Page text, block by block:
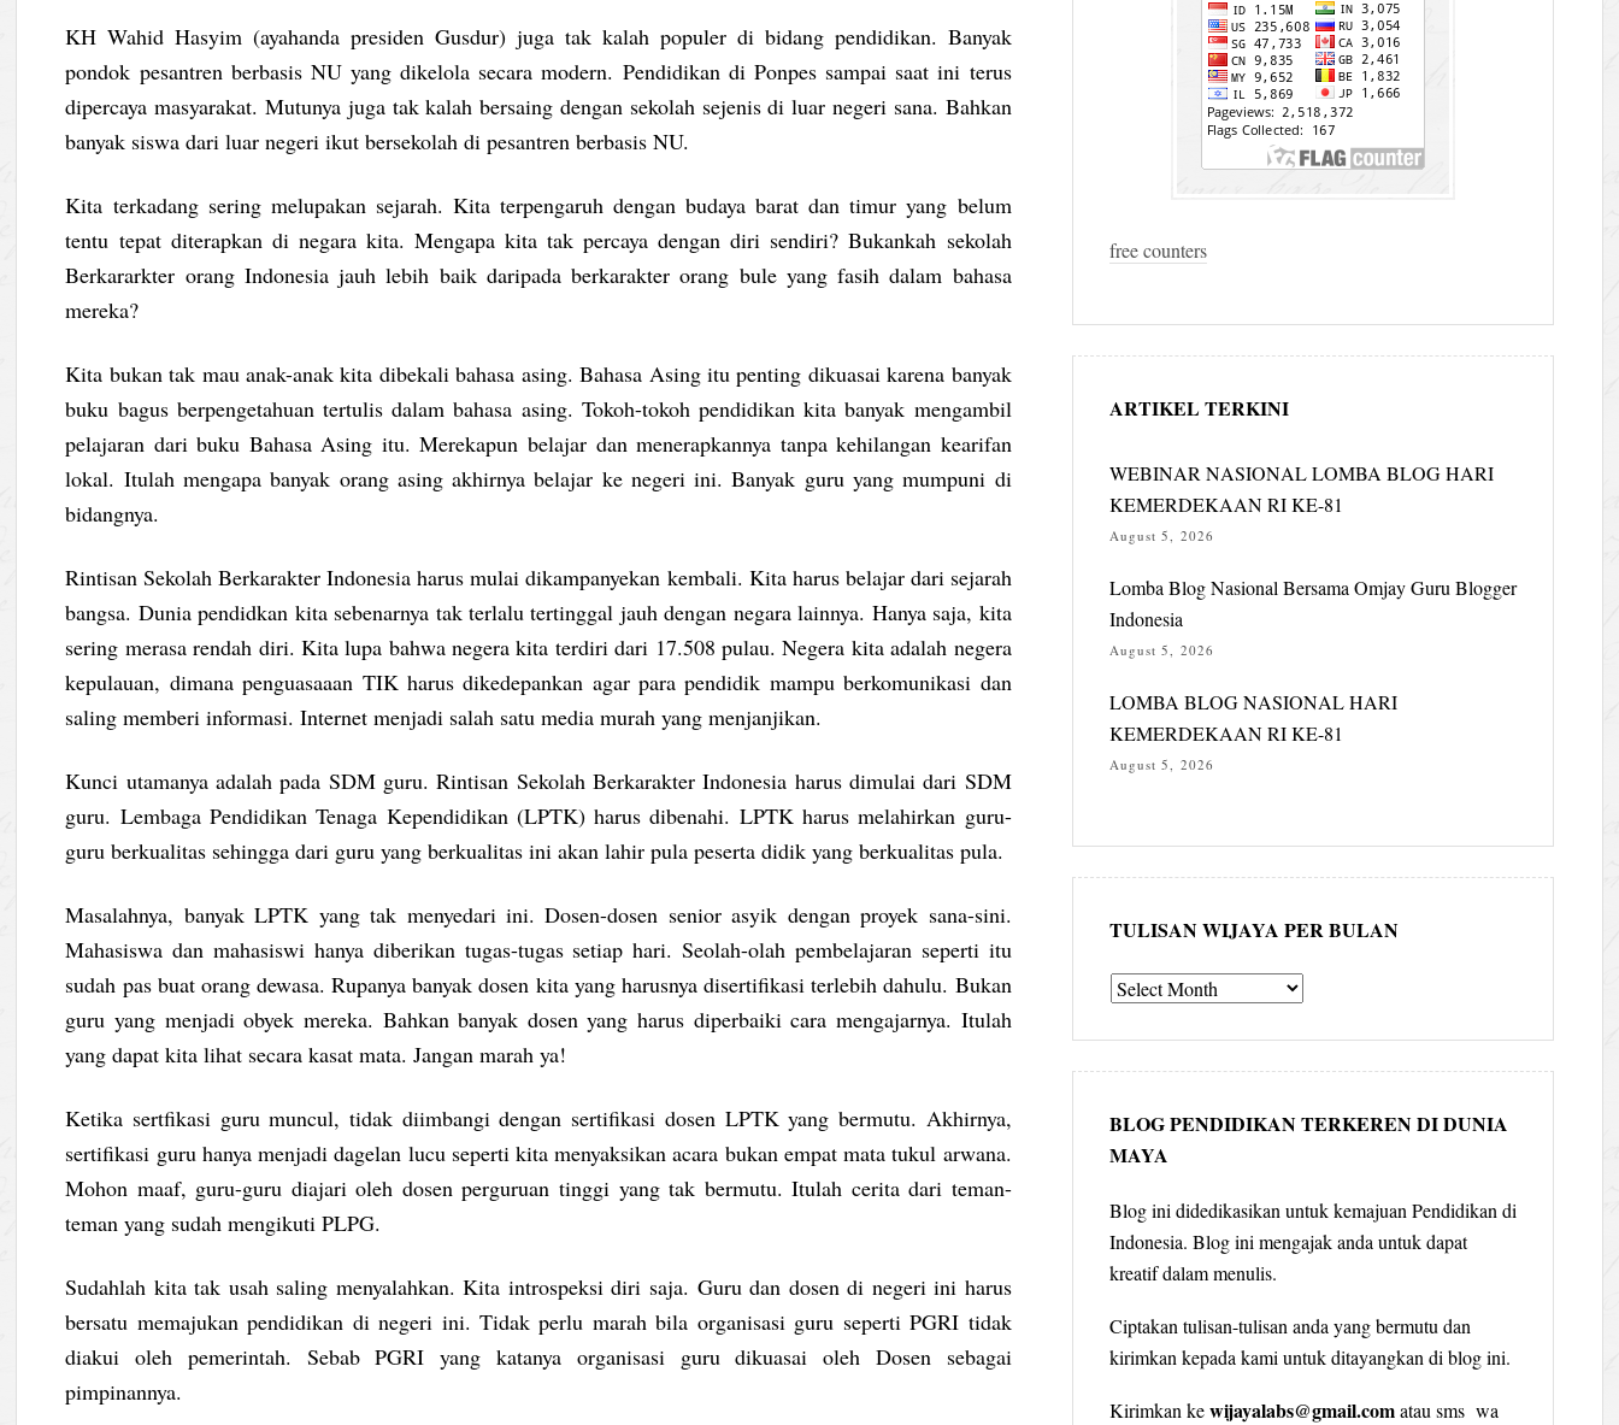
KH Wahid Hasyim (ayahanda presiden Gusdur) juga tak kalah populer di bidang pendidikan. Banyak
pondok pesantren berbasis NU yang dikelola secara modern. Pendidikan di Ponpes sampai saat ini terus
dipercaya masyarakat. Mutunya juga tak kalah bersaing dengan sekolah sejenis di luar negeri sana. Bahkan
banyak siswa dari luar negeri ikut bersekolah di pesantren berbasis NU.
Kita terkadang sering melupakan sejarah. Kita terpengaruh dengan budaya barat dan timur yang belum
tentu tepat diterapkan di negara kita. Mengapa kita tak percaya dengan diri sendiri? Bukankah sekolah
Berkararkter orang Indonesia jauh lebih baik daripada berkarakter orang bule yang fasih dalam bahasa
mereka?
Kita bukan tak mau anak-anak kita dibekali bahasa asing. Bahasa Asing itu penting dikuasai karena banyak
buku bagus berpengetahuan tertulis dalam bahasa asing. Tokoh-tokoh pendidikan kita banyak mengambil
pelajaran dari buku Bahasa Asing itu. Merekapun belajar dan menerapkannya tanpa kehilangan kearifan
lokal. Itulah mengapa banyak orang asing akhirnya belajar ke negeri ini. Banyak guru yang mumpuni di
bidangnya.
Rintisan Sekolah Berkarakter Indonesia harus mulai dikampanyekan kembali. Kita harus belajar dari sejarah
bangsa. Dunia pendidkan kita sebenarnya tak terlalu tertinggal jauh dengan negara lainnya. Hanya saja, kita
sering merasa rendah diri. Kita lupa bahwa negera kita terdiri dari 17.508 pulau. Negera kita adalah negera
kepulauan, dimana penguasaaan TIK harus dikedepankan agar para pendidik mampu berkomunikasi dan
saling memberi informasi. Internet menjadi salah satu media murah yang menjanjikan.
Kunci utamanya adalah pada SDM guru. Rintisan Sekolah Berkarakter Indonesia harus dimulai dari SDM
guru. Lembaga Pendidikan Tenaga Kependidikan (LPTK) harus dibenahi. LPTK harus melahirkan guru-
guru berkualitas sehingga dari guru yang berkualitas ini akan lahir pula peserta didik yang berkualitas pula.
Masalahnya, banyak LPTK yang tak menyedari ini. Dosen-dosen senior asyik dengan proyek sana-sini.
Mahasiswa dan mahasiswi hanya diberikan tugas-tugas setiap hari. Seolah-olah pembelajaran seperti itu
sudah pas buat orang dewasa. Rupanya banyak dosen kita yang harusnya disertifikasi terlebih dahulu. Bukan
guru yang menjadi obyek mereka. Bahkan banyak dosen yang harus diperbaiki cara mengajarnya. Itulah
yang dapat kita lihat secara kasat mata. Jangan marah ya!
Ketika sertfikasi guru muncul, tidak diimbangi dengan sertifikasi dosen LPTK yang bermutu. Akhirnya,
sertifikasi guru hanya menjadi dagelan lucu seperti kita menyaksikan acara bukan empat mata tukul arwana.
Mohon maaf, guru-guru diajari oleh dosen perguruan tinggi yang tak bermutu. Itulah cerita dari teman-
teman yang sudah mengikuti PLPG.
Sudahlah kita tak usah saling menyalahkan. Kita introspeksi diri saja. Guru dan dosen di negeri ini harus
bersatu memajukan pendidikan di negeri ini. Tidak perlu marah bila organisasi guru seperti PGRI tidak
diakui oleh pemerintah. Sebab PGRI yang katanya organisasi guru dikuasai oleh Dosen sebagai
pimpinannya.
free counters
ARTIKEL TERKINI
WEBINAR NASIONAL LOMBA BLOG HARI
KEMERDEKAAN RI KE-81
August 5, 2026
Lomba Blog Nasional Bersama Omjay Guru Blogger
Indonesia
August 5, 2026
LOMBA BLOG NASIONAL HARI
KEMERDEKAAN RI KE-81
August 5, 2026
TULISAN WIJAYA PER BULAN
Tulisan
per
bulan
BLOG PENDIDIKAN TERKEREN DI DUNIA
MAYA
Blog ini didedikasikan untuk kemajuan Pendidikan di
Indonesia. Blog ini mengajak anda untuk dapat
kreatif dalam menulis.
Ciptakan tulisan-tulisan anda yang bermutu dan
kirimkan kepada kami untuk ditayangkan di blog ini.
Kirimkan kewijayalabs@gmail.comatau sms wa